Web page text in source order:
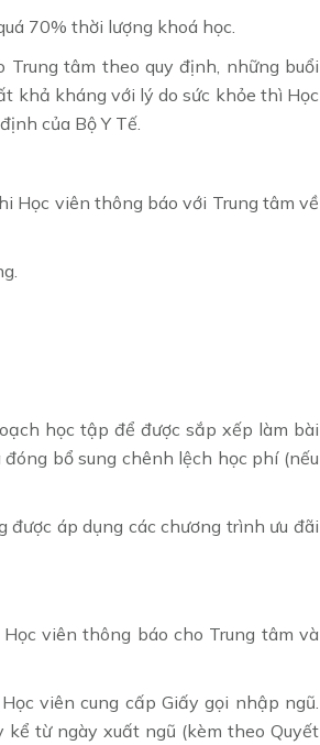
70% thời lượng khoá học.
tâm theo quy định, những buổi
khả kháng với lý do sức khỏe thì Học
của Bộ Y Tế.
Học viên thông báo với Trung tâm về
học tập để được sắp xếp làm bài
bổ sung chênh lệch học phí (nếu
áp dụng các chương trình ưu đãi
viên thông báo cho Trung tâm và
viên cung cấp Giấy gọi nhập ngũ.
kể từ ngày xuất ngũ (kèm theo Quyết